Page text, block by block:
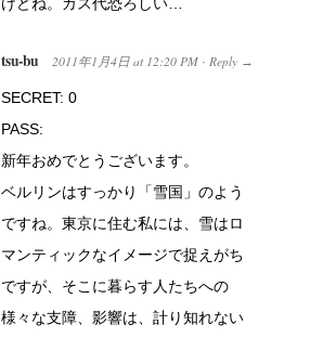
tsu-bu 2011年1月4日 at 12:20 PM · Reply →
SECRET: 0
PASS:
新年おめでとうございます。
ベルリンはすっかり「雪国」のよう
ですね。東京に住む私には、雪はロ
マンティックなイメージで捉えがち
ですが、そこに暮らす人たちへの
様々な支障、影響は、計り知れない